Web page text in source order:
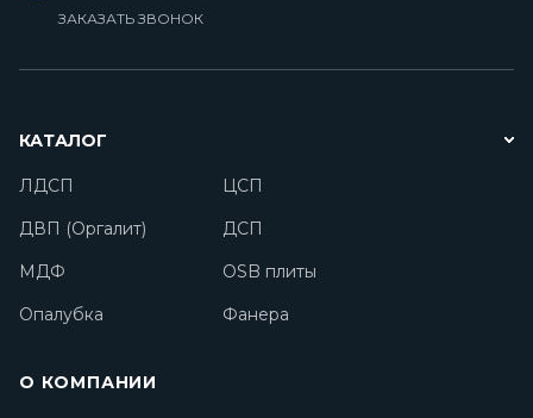
ЗАКАЗАТЬ ЗВОНОК
КАТАЛОГ
ЛДСП
ЦСП
ДВП (Оргалит)
ДСП
МДФ
OSB плиты
Опалубка
Фанера
О КОМПАНИИ